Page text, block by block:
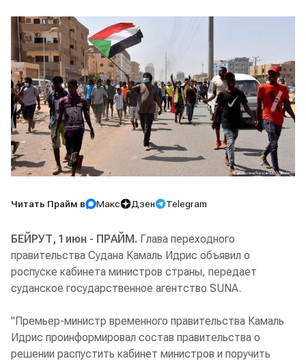
Читать Прайм в Макс Дзен Telegram
БЕЙРУТ, 1 июн - ПРАЙМ. Глава переходного
правительства Судана Камаль Идрис объявил о
роспуске кабинета министров страны, передает
суданское государственное агентство SUNA.
"Премьер-министр временного правительства Камаль
Идрис проинформировал состав правительства о
решении распустить кабинет министров и поручить